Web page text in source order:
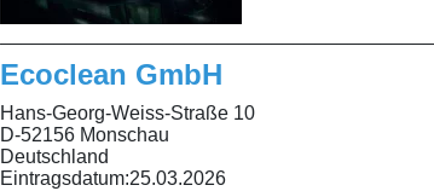
Ecoclean GmbH
Hans-Georg-Weiss-Straße 10
D-52156 Monschau
Deutschland
Eintragsdatum:25.03.2026